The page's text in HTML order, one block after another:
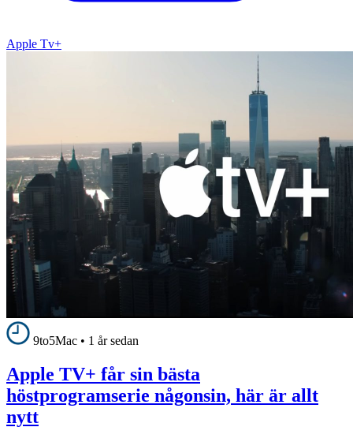
Apple Tv+
9to5Mac • 1 år sedan
Apple TV+ får sin bästa
höstprogramserie någonsin, här är allt
nytt